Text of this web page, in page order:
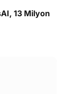
13 Milyon